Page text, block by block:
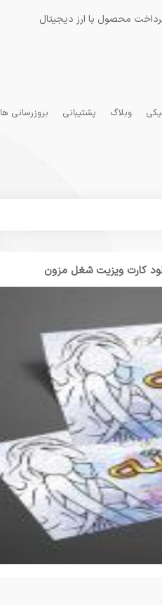
محصول با ارز دیجیتال
وبلاگ پشتیبانی بروزرسانی ها
کارت ویزیت شغل مزون